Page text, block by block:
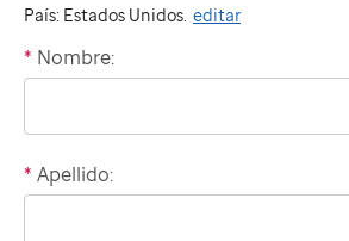
País: Estados Unidos. editar
"billing"
* Nombre:
* Apellido: